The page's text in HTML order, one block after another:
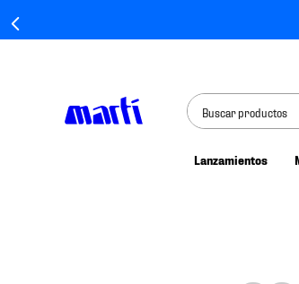
Buscar productos
Lanzamientos